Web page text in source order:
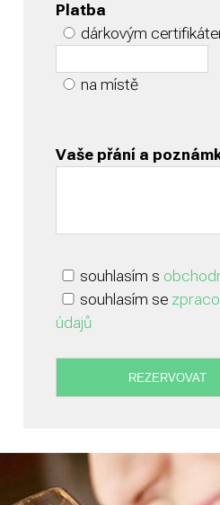
Platba
dárkovým
na místě
Vaše přání a
souhlasím s
souhlasím se
údajů